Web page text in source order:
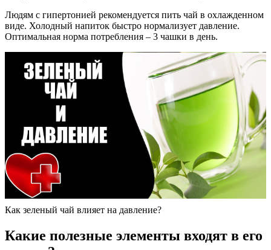
Людям с гипертонией рекомендуется пить чай в охлажденном
виде. Холодный напиток быстро нормализует давление.
Оптимальная норма потребления – 3 чашки в день.
Как зеленый чай влияет на давление?
Какие полезные элементы входят в его